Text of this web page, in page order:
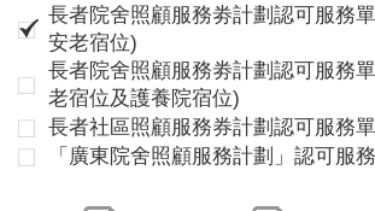
長者院舍照顧服務劵計劃認可服務
安老宿位)
長者院舍照顧服務劵計劃認可服務
老宿位及護養院宿位)
長者社區照顧服務券計劃認可服務
「廣東院舍照顧服務計劃」認可服